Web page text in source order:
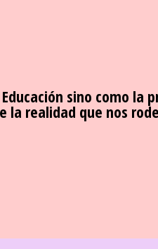
sino como la
la realidad que nos